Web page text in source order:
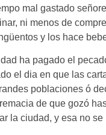
mal gastado
ni menos de
y los hace
ha pagado el
el dia en que las
poblaciones ó
de que gozó
la ciudad, y esa no